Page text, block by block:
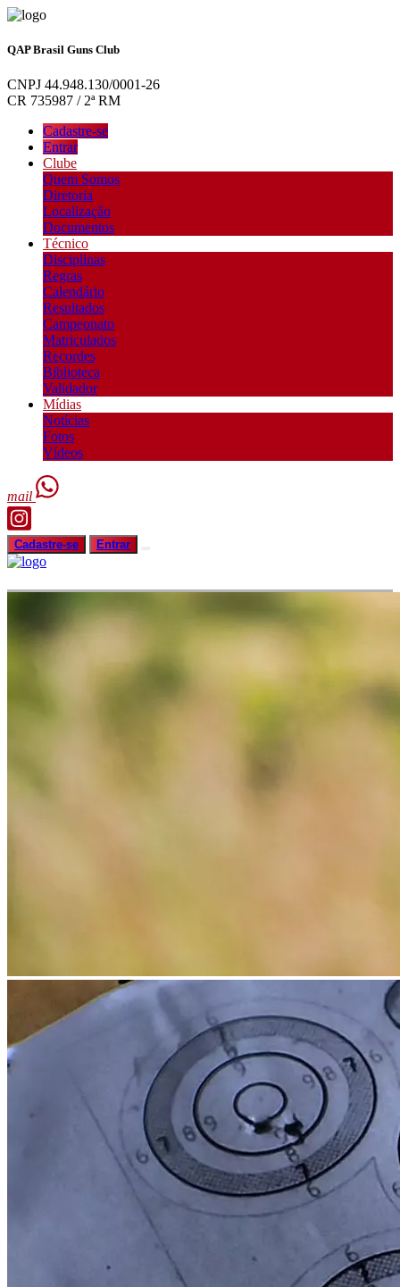
QAP Brasil Guns Club
CNPJ 44.948.130/0001-26
CR 735987 / 2ª RM
Cadastre-se
Entrar
Clube
Quem Somos
Diretoria
Localização
Documentos
Técnico
Disciplinas
Regras
Calendário
Resultados
Campeonato
Matriculados
Recordes
Biblioteca
Validador
Mídias
Notícias
Fotos
Vídeos
mail
Cadastre-se Entrar